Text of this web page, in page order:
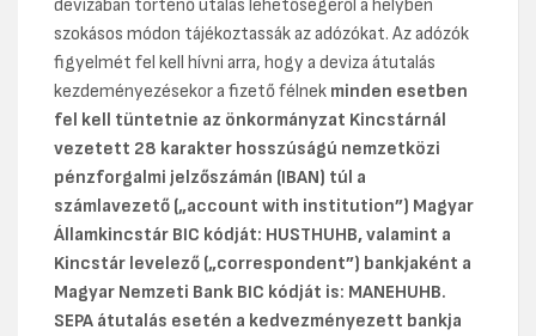
devizában történő utalás lehetőségéről a helyben
szokásos módon tájékoztassák az adózókat. Az adózók
figyelmét fel kell hívni arra, hogy a deviza átutalás
kezdeményezésekor a fizető félnek minden esetben
fel kell tüntetnie az önkormányzat Kincstárnál
vezetett 28 karakter hosszúságú nemzetközi
pénzforgalmi jelzőszámán (IBAN) túl a
számlavezető („account with institution”) Magyar
Államkincstár BIC kódját: HUSTHUHB, valamint a
Kincstár levelező („correspondent”) bankjaként a
Magyar Nemzeti Bank BIC kódját is: MANEHUHB.
SEPA átutalás esetén a kedvezményezett bankja